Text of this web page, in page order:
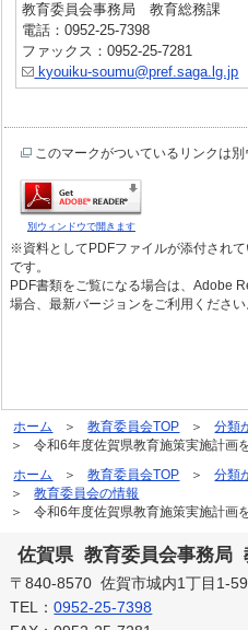
教育委員会事務局 教育総務課
電話：0952-25-7398
ファックス：0952-25-7281
kyouiku-soumu@pref.saga.lg.jp
このマークがついているリンクは
別ウィンドウで開きます
※資料としてPDFファイルが添付され
です。
PDF書類をご覧になる場合は、Adobe
場合、最新バージョンをご利用ください
ホーム 教育委員会TOP 分類
令和6年度佐賀県教育施策実施計画
ホーム
教育委員会TOP 分類
教育委員会の情報
令和6年度佐賀県教育施策実施計画
佐賀県 教育委員会事務局
〒840-8570 佐賀市城内1丁目1-59
TEL：0952-25-7398